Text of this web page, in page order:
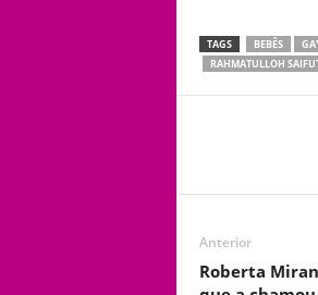
TAGS BEBÊS
RAHMATULLOH
Anterior
Roberta